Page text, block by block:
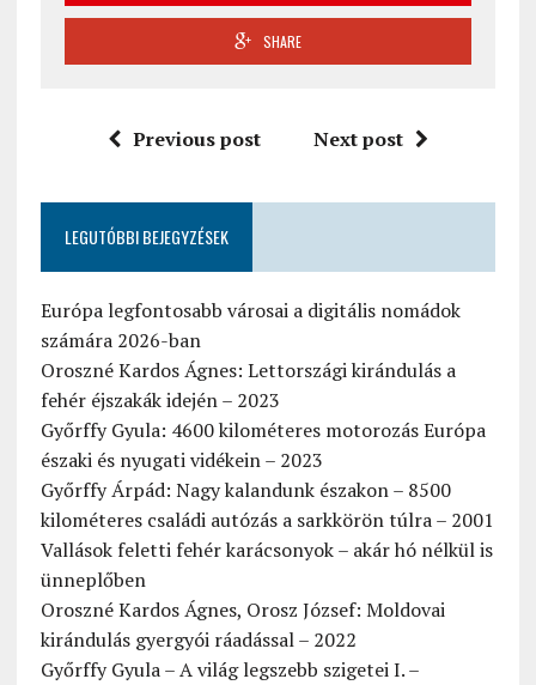
SHARE
Previous post Next post
LEGUTÓBBI BEJEGYZÉSEK
Európa legfontosabb városai a digitális nomádok
számára 2026-ban
Oroszné Kardos Ágnes: Lettországi kirándulás a
fehér éjszakák idején – 2023
Győrffy Gyula: 4600 kilométeres motorozás Európa
északi és nyugati vidékein – 2023
Győrffy Árpád: Nagy kalandunk északon – 8500
kilométeres családi autózás a sarkkörön túlra – 2001
Vallások feletti fehér karácsonyok – akár hó nélkül is
ünneplőben
Oroszné Kardos Ágnes, Orosz József: Moldovai
kirándulás gyergyói ráadással – 2022
Győrffy Gyula – A világ legszebb szigetei I. –